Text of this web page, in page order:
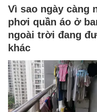
Vì sao ngày càng
phơi quần áo ở
ngoài trời đang
khác